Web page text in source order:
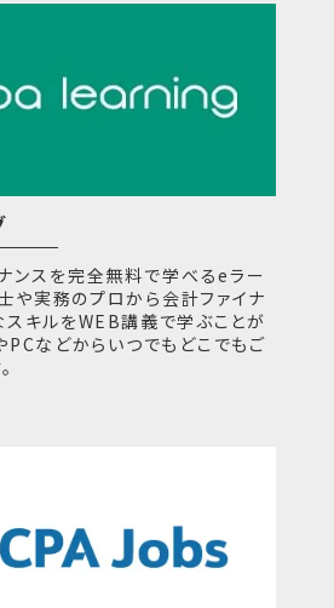
ンスを完全無料で学べるeラー
や実務のプロから会計ファイナ
キルをWEB講義で学ぶことが
PCなどからいつでもどこでもご